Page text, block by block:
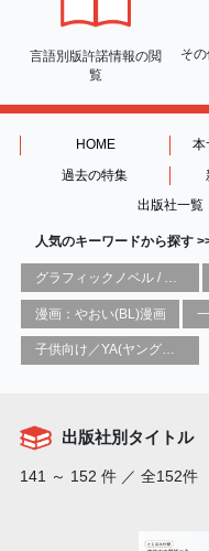
言語別版許諾情報の閲
覧
そ
HOME 本
過去の特集
出版社一覧
人気のキーワードから探す
漫画：やおい(BL)漫画
子供向け／YA(ヤングアダルト)向け一般：芸術&芸術家
出版社別タイトル
141 ～ 152 件 ／ 全152件